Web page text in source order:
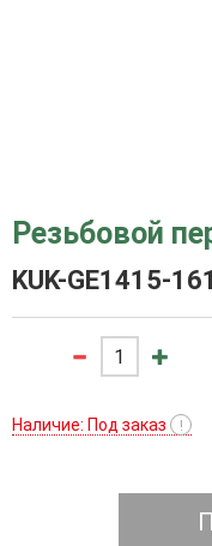
Резьбовой
KUK-GE1415-
Наличие: Под заказ !